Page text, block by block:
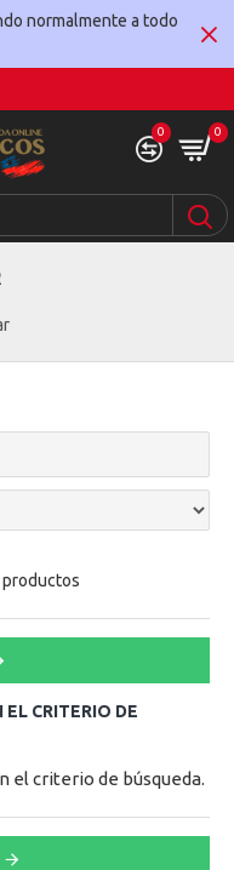
normalmente a todo
0 0
CRITERIO DE
el criterio de búsqueda.